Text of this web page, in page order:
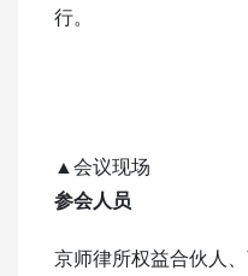
行。
▲会议现场
参会人员
京师律所权益合伙人